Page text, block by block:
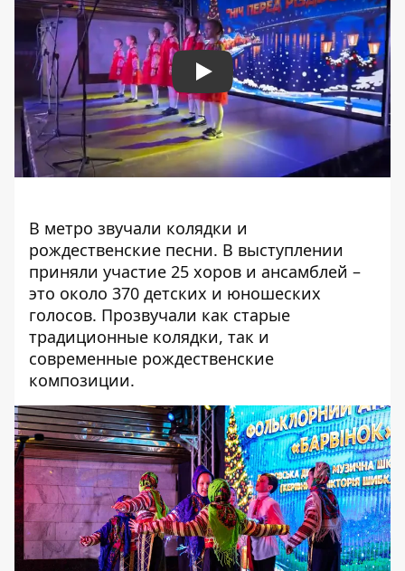
Play
В метро звучали колядки и
рождественские песни. В выступлении
приняли участие 25 хоров и ансамблей –
это около 370 детских и юношеских
голосов. Прозвучали как старые
традиционные колядки, так и
современные рождественские
композиции.